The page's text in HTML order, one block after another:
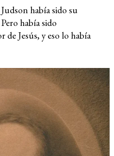
había sido su
había sido
Jesús, y eso lo había